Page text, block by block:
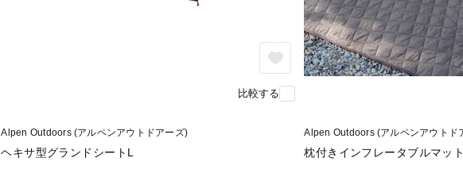
比較する
Alpen Outdoors (アルペンアウトドアーズ)
ヘキサ型グランドシートL
Alpen Outdoors (アルペンアウトド
枕付きインフレータブルマッ